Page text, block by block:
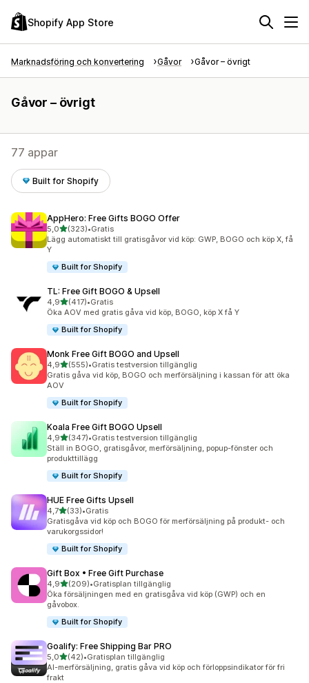
Shopify App Store
Marknadsföring och konvertering Gåvor Gåvor – övrigt
Gåvor – övrigt
77 appar
Built for Shopify
AppHero: Free Gifts BOGO Offer
5,0av 5 stjärnor
(323)
323 recensioner totalt
•Gratis
Lägg automatiskt till gratisgåvor vid köp: GWP, BOGO och köp X, få
Y
Built for Shopify
TL: Free Gift BOGO & Upsell
4,9av 5 stjärnor
(417)
417 recensioner totalt
•Gratis
Öka AOV med gratis gåva vid köp, BOGO, köp X få Y
Built for Shopify
Monk Free Gift BOGO and Upsell
4,9av 5 stjärnor
(555)
555 recensioner totalt
•Gratis testversion tillgänglig
Gratis gåva vid köp, BOGO och merförsäljning i kassan för att öka
AOV
Built for Shopify
Koala Free Gift BOGO Upsell
4,9av 5 stjärnor
(347)
347 recensioner totalt
•Gratis testversion tillgänglig
Ställ in BOGO, gratisgåvor, merförsäljning, popup-fönster och
produkttillägg
Built for Shopify
HUE Free Gifts Upsell
4,7av 5 stjärnor
(33)
33 recensioner totalt
•Gratis
Gratisgåva vid köp och BOGO för merförsäljning på produkt- och
varukorgssidor!
Built for Shopify
Gift Box • Free Gift Purchase
4,9av 5 stjärnor
(209)
209 recensioner totalt
•Gratisplan tillgänglig
Öka försäljningen med en gratisgåva vid köp (GWP) och en
gåvobox.
Built for Shopify
Goalify: Free Shipping Bar PRO
5,0av 5 stjärnor
(42)
42 recensioner totalt
•Gratisplan tillgänglig
AI-merförsäljning, gratis gåva vid köp och förloppsindikator för fri
frakt